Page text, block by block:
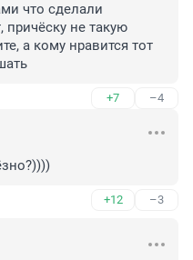
что сделали
причёску не такую
а кому нравится тот
+7 –4
+12 –3